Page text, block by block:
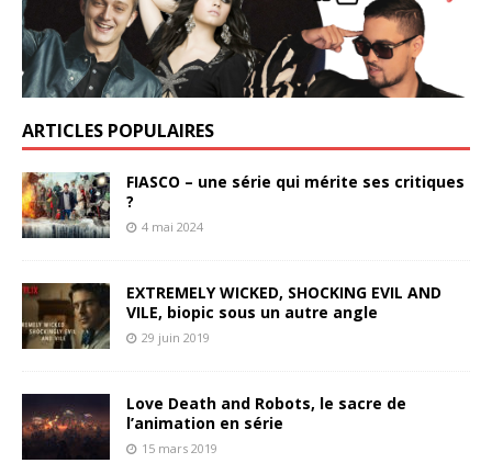
ARTICLES POPULAIRES
FIASCO – une série qui mérite ses critiques
?
4 mai 2024
EXTREMELY WICKED, SHOCKING EVIL AND
VILE, biopic sous un autre angle
29 juin 2019
Love Death and Robots, le sacre de
l’animation en série
15 mars 2019